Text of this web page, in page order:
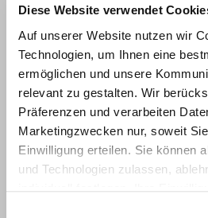
Diese Website verwendet
Auf unserer Website nutzen wir
Technologien, um Ihnen eine
ermöglichen und unsere
relevant zu gestalten. Wir
Präferenzen und verarbeiten
Marketingzwecken nur, soweit
Einwilligung erteilen. Sie können
und Technologien zulassen,
sammen mit den Lohnunterlagen
Quelle:rbv-Nachrichten
Korrespondenz mit:
Stefan Rattay
Geschäftsführer,
(FH), Steuerberater,
internationales
Tel.: 0241 886 96-0
Fax: 0241 88696-11